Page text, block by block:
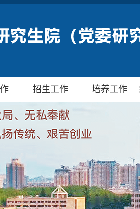
招生工作 培养工作